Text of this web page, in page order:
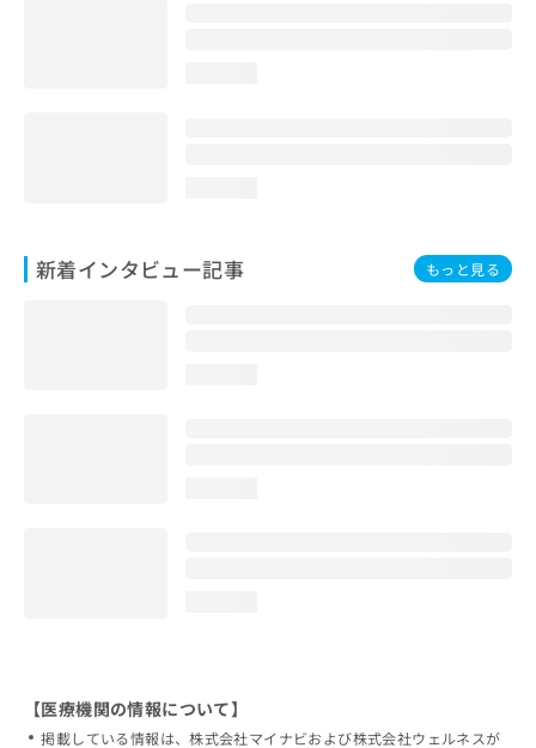
新着インタビュー記事 もっと見る
【医療機関の情報について】
掲載している情報は、株式会社マイナビおよび株式会社ウェルネスが